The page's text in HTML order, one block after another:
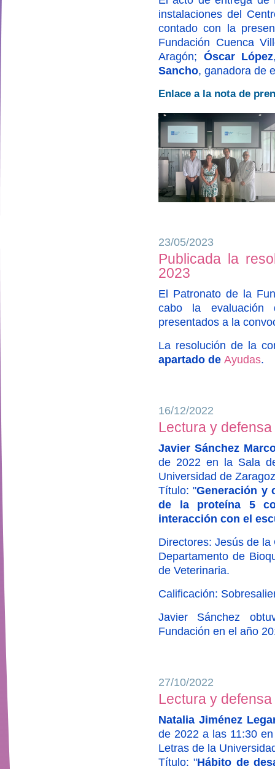
instalaciones del
contado con la
Fundación Cuenca
Aragón; Óscar López
Sancho, ganadora de
Enlace a la nota de
23/05/2023
Publicada la
2023
El Patronato de la
cabo la evaluación
presentados a la
La resolución de la
apartado de Ayudas.
16/12/2022
Lectura y
Javier Sánchez
de 2022 en la Sala
Universidad de
Título: "Generación y
de la proteína 5
interacción con el
Directores: Jesús de
Departamento de
de Veterinaria.
Calificación:
Javier Sánchez
Fundación en el año
27/10/2022
Lectura y
Natalia Jiménez
de 2022 a las 11:30
Letras de la
Título: "Hábito de